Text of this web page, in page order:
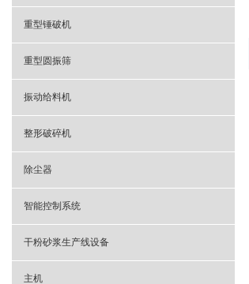
重型锤破机
重型圆振筛
振动给料机
整形破碎机
除尘器
智能控制系统
干粉砂浆生产线设备
主机